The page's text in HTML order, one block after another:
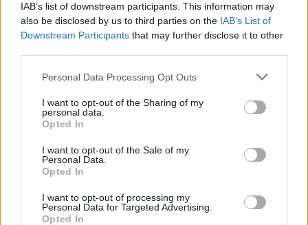
IAB’s list of downstream participants. This information may
also be disclosed by us to third parties on the IAB’s List of
Downstream Participants that may further disclose it to other
Personal Data Processing Opt Outs
I want to opt-out of the Sharing of my
personal data.
Opted In
I want to opt-out of the Sale of my
Personal Data.
Opted In
I want to opt-out of processing my
Personal Data for Targeted Advertising.
Opted In
Εικονική αερομαχία με
οπλισμένα τουρκικά F-16
στο Αιγαίο – 10
παραβιάσεις ο
απολογισμός
Τραμπ: «Είμαι
δουλειά που